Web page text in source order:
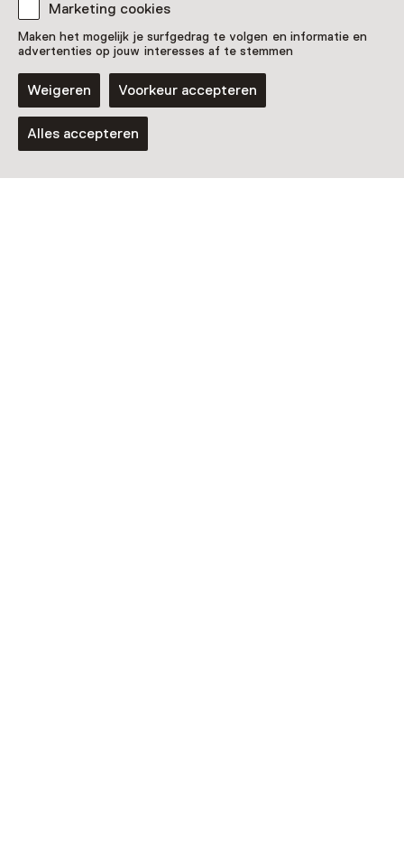
Marketing cookies
Maken het mogelijk je surfgedrag te volgen en informatie en
advertenties op jouw interesses af te stemmen
Weigeren Voorkeur accepteren
Alles accepteren